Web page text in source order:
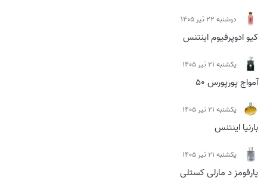
دوشنبه 22 تیر 1405
کیو ادوپرفیوم اینتنس
يكشنبه 21 تیر 1405
آمواج پورپورس 50
يكشنبه 21 تیر 1405
بارنیا اینتنس
يكشنبه 21 تیر 1405
پارفومز د مارلی کستلی